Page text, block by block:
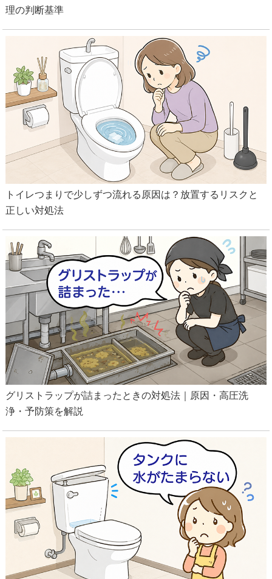
理の判断基準
トイレつまりで少しずつ流れる原因は？放置するリスクと
正しい対処法
グリストラップが詰まったときの対処法｜原因・高圧洗
浄・予防策を解説